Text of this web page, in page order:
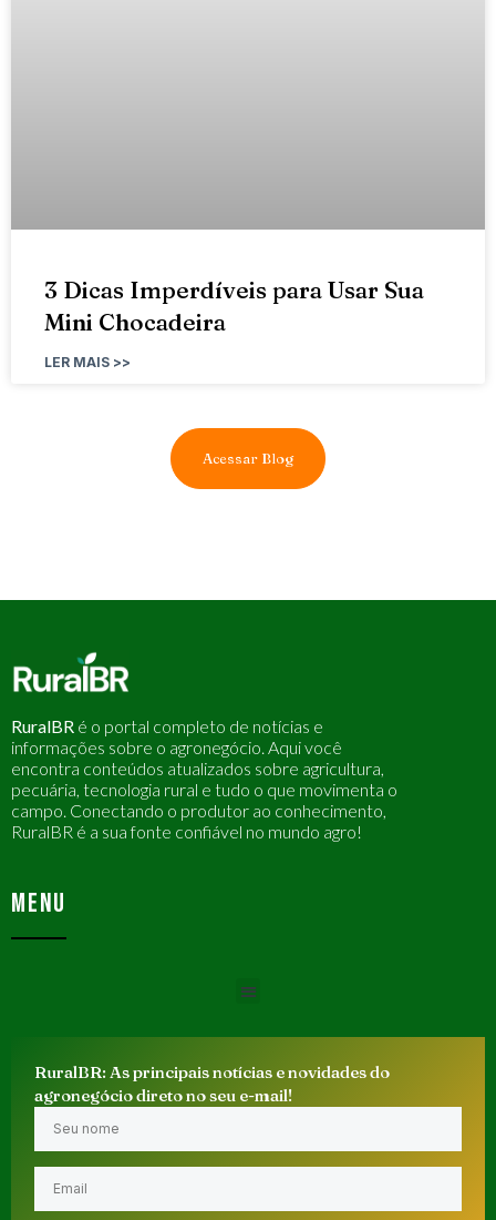
3 Dicas Imperdíveis para Usar Sua
Mini Chocadeira
LER MAIS >>
Acessar Blog
RuralBR é o portal completo de notícias e
informações sobre o agronegócio. Aqui você
encontra conteúdos atualizados sobre agricultura,
pecuária, tecnologia rural e tudo o que movimenta o
campo. Conectando o produtor ao conhecimento,
RuralBR é a sua fonte confiável no mundo agro!
MENU
RuralBR: As principais notícias e novidades do
agronegócio direto no seu e-mail!